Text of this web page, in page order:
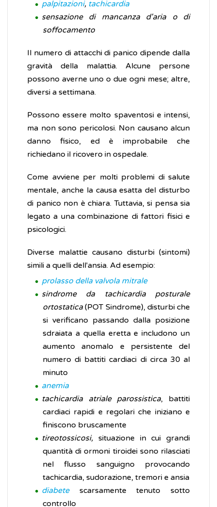
palpitazioni, tachicardia
sensazione di mancanza d'aria o di
soffocamento
Il numero di attacchi di panico dipende dalla
gravità della malattia. Alcune persone
possono averne uno o due ogni mese; altre,
diversi a settimana.
Possono essere molto spaventosi e intensi,
ma non sono pericolosi. Non causano alcun
danno fisico, ed è improbabile che
richiedano il ricovero in ospedale.
Come avviene per molti problemi di salute
mentale, anche la causa esatta del disturbo
di panico non è chiara. Tuttavia, si pensa sia
legato a una combinazione di fattori fisici e
psicologici.
Diverse malattie causano disturbi (sintomi)
simili a quelli dell'ansia. Ad esempio:
prolasso della valvola mitrale
sindrome da tachicardia posturale
ortostatica(POT Sindrome), disturbi che
si verificano passando dalla posizione
sdraiata a quella eretta e includono un
aumento anomalo e persistente del
numero di battiti cardiaci di circa 30 al
minuto
anemia
tachicardia atriale parossistica, battiti
cardiaci rapidi e regolari che iniziano e
finiscono bruscamente
tireotossicosi, situazione in cui grandi
quantità di ormoni tiroidei sono rilasciati
nel flusso sanguigno provocando
tachicardia, sudorazione, tremori e ansia
diabetescarsamente tenuto sotto
controllo